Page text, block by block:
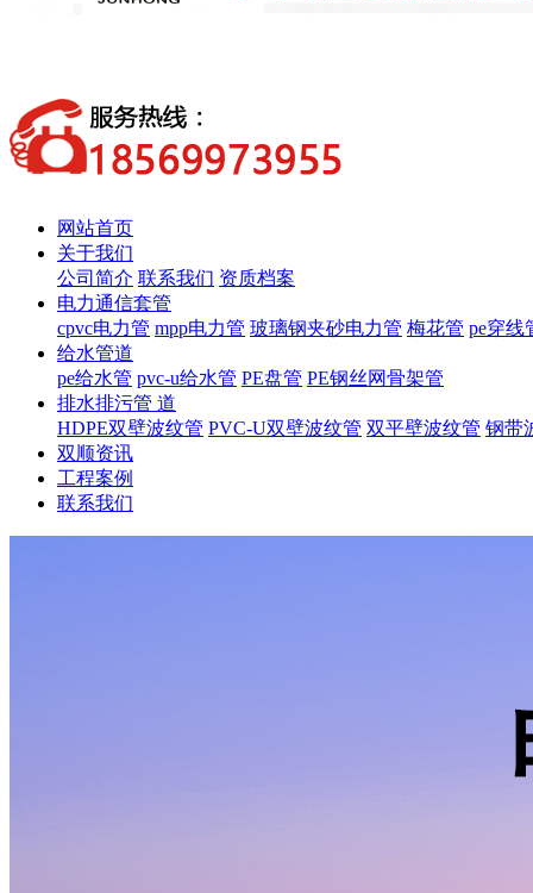
网站首页
关于我们
公司简介 联系我们 资质档案
电力通信套管
cpvc电力管 mpp电力管 玻璃钢夹砂电力管 梅花管 pe穿线
给水管道
pe给水管 pvc-u给水管 PE盘管 PE钢丝网骨架管
排水排污管 道
HDPE双壁波纹管 PVC-U双壁波纹管 双平壁波纹管 钢带
双顺资讯
工程案例
联系我们